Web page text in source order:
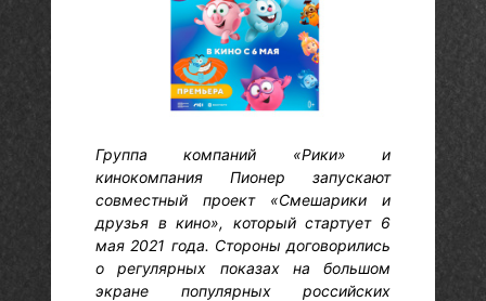
Группа компаний «Рики» и
кинокомпания Пионер запускают
совместный проект «Смешарики и
друзья в кино», который стартует 6
мая 2021 года. Стороны договорились
о регулярных показах на большом
экране популярных российских